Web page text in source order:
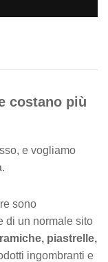
costano più
e vogliamo
sono
di un normale sito
piastrelle,
ingombranti e